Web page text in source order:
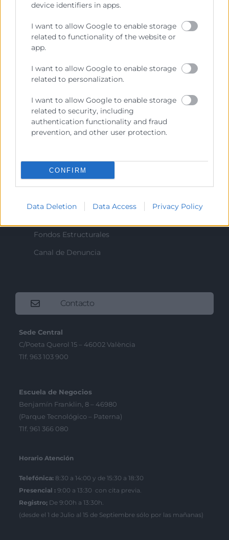
device identifiers in apps.
I want to allow Google to enable storage
related to functionality of the website or
app.
I want to allow Google to enable storage
related to personalization.
I want to allow Google to enable storage
related to security, including
authentication functionality and fraud
prevention, and other user protection.
CONFIRM
Data Deletion Data Access Privacy Policy
Ejercitar las competencias de carácter público
previstas en la Ley, o que puedan encomendar y
delegar las Administraciones Públicas.
Contacto
Recursos
Perfil del contratante
Transparencia
Fondos Estructurales
Canal de Denuncia
Contacto
Sede Central
C/Poeta Querol 15 – 46002 València
Tlf. 963 103 900
Escuela de Negocios
Benjamín Franklin, 8 – 46980
(Parque Tecnológico – Paterna)
Tlf. 961 366 080
Horario Atención
Telefónica: 8:30 a 14:00 y de 15:30 a 18:30
Presencial : 9:00 a 13:30 con cita previa.
Registro; De 9:00h a 13:30h.
(desde el 1 de Julio al 15 de Septiembre sólo por las mañanas)